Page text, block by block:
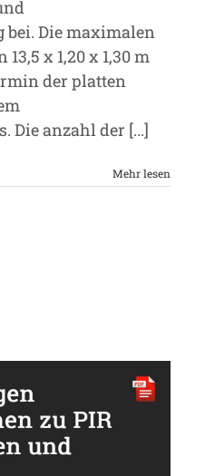
Die maximalen
x 1,20 x 1,30 m
der platten
Die anzahl der [...]
Mehr lesen